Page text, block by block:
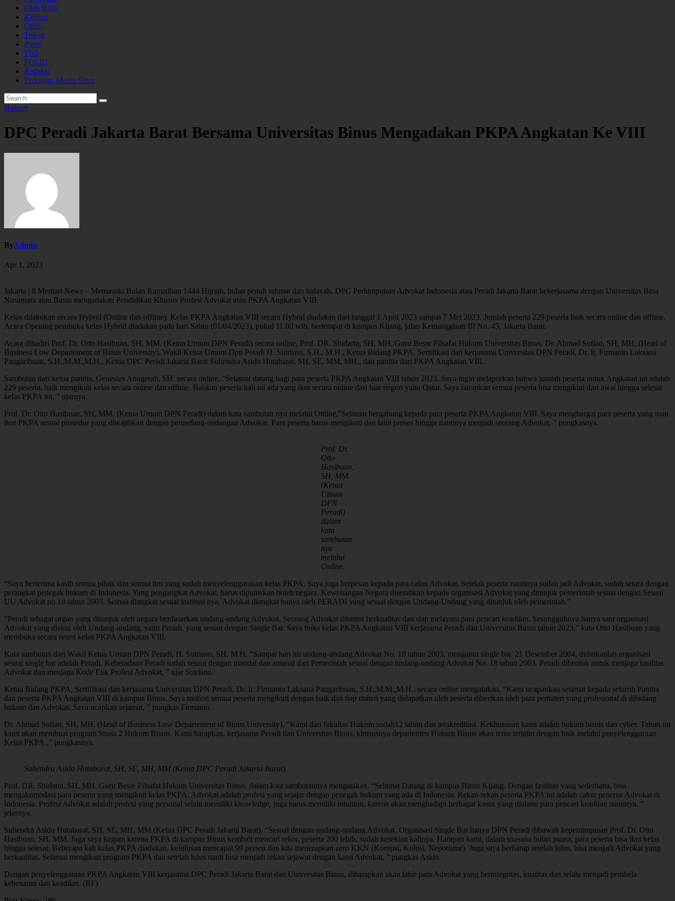
Olah Raga
Kuliner
Opini
Tokoh
Partai
TNI
POLRI
Redaksi
Pedoman Media Siber
Hukum
DPC Peradi Jakarta Barat Bersama Universitas Binus Mengadakan PKPA Angkatan Ke VIII
ByAdmin
Apr 1, 2023
Jakarta | 8 Mentari News – Memasuki Bulan Ramadhan 1444 Hijriah, bulan penuh rahmat dan hidayah, DPC Perhimpunan Advokat Indonesia atau Peradi Jakarta Barat bekerjasama dengan Universitas Bina
Nusantara atau Binus mengadakan Pendidikan Khusus Profesi Advokat atau PKPA Angkatan VIII.
Kelas dilakukan secara Hybrid (Online dan offline). Kelas PKPA Angkatan VIII secara Hybrid diadakan dari tanggal 1 April 2023 sampai 7 Mei 2023. Jumlah peserta 229 peserta baik secara online dan offline.
Acara Opening pembuka kelas Hybrid diadakan pada hari Sabtu (01/04/2023), pukul 11.00 wib, bertempat di kampus Kijang, jalan Kemanggisan III No. 45, Jakarta Barat.
Acara dihadiri Prof. Dr. Otto Hasibuan, SH, MM. (Ketua Umum DPN Peradi) secara online, Prof. DR. Shidarta, SH, MH, Guru Besar Filsafat Hukum Universitas Binus, Dr. Ahmad Sofian, SH, MH, (Head of
Business Low Departement of Binus University), Wakil Ketua Umum Dpn Peradi H. Sutrisno, S.H., M.H., Ketua Bidang PKPA, Sertifikasi dan kerjasama Universitas DPN Peradi, Dr. Ir. Firmanto Laksana
Pangaribuan, S.H.,M.M.,M.H., Ketua DPC Peradi Jakarta Barat Suhendra Asido Hutabarat, SH, SE, MM, MH., dan panitia dari PKPA Angkatan VIII.
Sambutan dari ketua panitia, Genesius Anugerah, SH. secara online, “Selamat datang bagi para peserta PKPA Angkatan VIII tahun 2023. Saya ingin melaporkan bahwa jumlah peserta untuk Angkatan ini adalah
229 peserta, baik mengikuti kelas secara online dan offline. Bahkan peserta kali ini ada yang ikut secara online dari luar negeri yaitu Qatar. Saya harapkan semua peserta bisa mengikuti dari awal hingga selesai
kelas PKPA ini, ” ujarnya.
Prof. Dr. Otto Hasibuan, SH, MM. (Ketua Umum DPN Peradi) dalam kata sambutan nya melalui Online,”Selamat bergabung kepada para peserta PKPA Angkatan VIII. Saya menghargai para peserta yang mau
ikut PKPA sesuai prosedur yang diwajibkan dengan perundang-undangan Advokat. Para peserta harus mengikuti dan lalui proses hingga nantinya menjadi seorang Advokat, ” pungkasnya.
Prof. Dr.
Otto
Hasibuan,
SH, MM.
(Ketua
Umum
DPN
Peradi)
dalam
kata
sambutan
nya
melalui
Online.
“Saya berterima kasih semua pihak dan semua tim yang sudah menyelenggarakan kelas PKPA. Saya juga berpesan kepada para calon Advokat. Setelah peserta nantinya sudah jadi Advokat, sudah setara dengan
perangkat penegak hukum di Indonesia. Yang pengangkat Advokat, harus diputuskan boleh negara. Kewenangan Negara diserahkan kepada organisasi Advokat yang ditunjuk pemerintah sesuai dengan Sesuai
UU Advokat no.18 tahun 2003. Semua diangkat sesuai institusi nya. Advokat diangkat hanya oleh PERADI yang sesuai dengan Undang-Undang yang ditunjuk oleh pemerintah.”
“Peradi sebagai organ yang ditunjuk oleh negara berdasarkan undang-undang Advokat. Seorang Advokat dituntut berkualitas dan siap melayani para pencari keadilan. Sesungguhnya hanya satu organisasi
Advokat yang diakui oleh Undang-undang, yaitu Peradi, yang sesuai dengan Single Bar. Saya buka kelas PKPA Angkatan VIII kerjasama Peradi dan Universitas Binus tahun 2023,” kata Otto Hasibuan yang
membuka secara resmi kelas PKPA Angkatan VIII.
Kata sambutan dari Wakil Ketua Umum DPN Peradi, H. Sutrisno, SH, M.H, “Sampai hari ini undang-undang Advokat No. 18 tahun 2003, menganut single bar. 21 Desember 2004, didirikanlah organisasi
sesuai single bar adalah Peradi. Keberadaan Peradi sudah sesuai dengan mandat dan amanat dari Pemerintah sesuai dengan undang-undang Advokat No. 18 tahun 2003. Peradi dibentuk untuk menjaga kualitas
Advokat dan menjaga Kode Etik Profesi Advokat, ” ujar Sutrisno.
Ketua Bidang PKPA, Sertifikasi dan kerjasama Universitas DPN Peradi, Dr. Ir. Firmanto Laksana Pangaribuan, S.H.,M.M.,M.H., secara online mengatakan, “Kami ucapankan selamat kepada seluruh Panitia
dan peserta PKPA Angkatan VIII di kampus Binus. Saya mohon semua peserta mengikuti dengan baik dan tiap materi yang didapatkan oleh peserta diberikan oleh para pemateri yang profesional di dibidang
hukum dan Advokat. Saya ucapkan selamat, ” pungkas Firmanto.
Dr. Ahmad Sofian, SH, MH, (Head of Business Low Departement of Binus University), “Kami dari fakultas Hukum sudah12 tahun dan terakreditasi. Kekhususan kami adalah hukum bisnis dan cyber. Tahun ini
kami akan membuat program Strata 2 Hukum Bisnis. Kami harapkan, kerjasama Peradi dan Universitas Binus, khususnya departemen Hukum Bisnis akan terus terjalin dengan baik melalui penyelenggaraan
Kelas PKPA.,” pungkasnya.
Suhendra Asido Hutabarat, SH, SE, MH, MM (Ketua DPC Peradi Jakarta Barat).
Prof. DR. Shidarta, SH, MH, Guru Besar Filsafat Hukum Universitas Binus, dalam kata sambutannya mengatakan, “Selamat Datang di kampus Binus Kijang. Dengan fasilitas yang sederhana, bisa
mengakomodasi para peserta yang mengikuti kelas PKPA. Advokat adalah profesi yang sejajar dengan penegak hukum yang ada di Indonesia. Rekan-rekan peserta PKPA ini adalah calon penerus Advokat di
Indonesia. Profesi Advokat adalah profesi yang personal selain memiliki knowledge, juga harus memiliki intuition, karena akan menghadapi berbagai kasus yang dialami para pencari keadilan nantinya, ”
jelasnya.
Suhendra Asido Hutabarat, SH, SE, MH, MM (Ketua DPC Peradi Jakarta Barat), “Sesuai dengan undang-undang Advokat, Organisasi Single Bar hanya DPN Peradi dibawah kepemimpinan Prof. Dr. Otto
Hasibuan, SH, MM. Juga saya kagum karena PKPA di kampus Binus kembali mencari rekor, peserta 200 lebih, sudah kesekian kalinya. Harapan kami, dalam suasana bulan puasa, para peserta bisa ikut kelas
hingga selesai. Beberapa kali kelas PKPA diadakan, kelulusan mencapai 99 persen dan kita menerapkan zero KKN (Korupsi, Kolusi, Nepotisme). Juga saya berharap setelah lulus, bisa menjadi Advokat yang
berkualitas. Selamat mengikuti program PKPA dan setelah lulus nanti bisa menjadi rekan sejawat dengan kami Advokat, ” pungkas Asido.
Dengan penyelenggaraan PKPA Angkatan VIII kerjasama DPC Peradi Jakarta Barat dan Universitas Binus, diharapkan akan lahir para Advokat yang berintegritas, kualitas dan selalu menjadi pembela
kebenaran dan keadilan. (RF)